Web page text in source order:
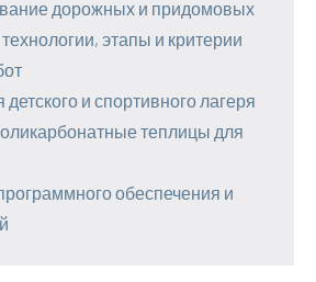
дорожных и придомовых
этапы и критерии
и спортивного лагеря
теплицы для
обеспечения и